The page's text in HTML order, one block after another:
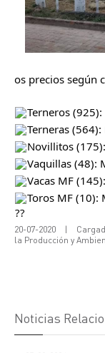
os precios según
Terneros
Terneras
Novillitos
Vaquillas (48):
Vacas MF
Toros MF (10):
20-07-2020 |
la Producción y
Noticias